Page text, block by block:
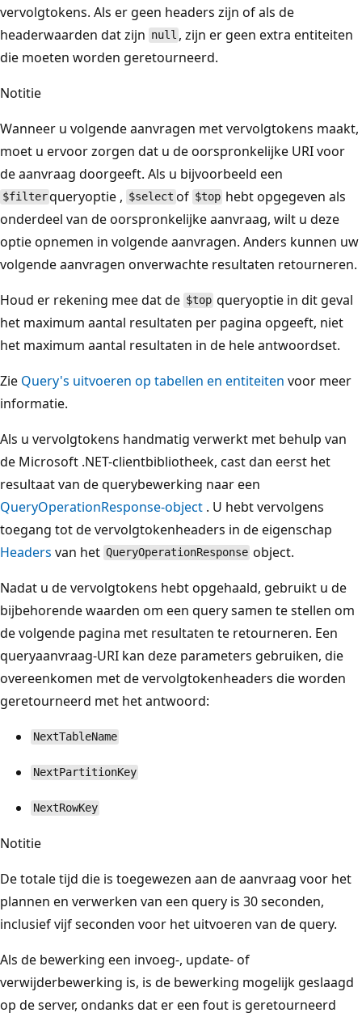
vervolgtokens. Als er geen headers zijn of als de
headerwaarden dat zijn null , zijn er geen extra entiteiten
die moeten worden geretourneerd.
Notitie
Wanneer u volgende aanvragen met vervolgtokens maakt,
moet u ervoor zorgen dat u de oorspronkelijke URI voor
de aanvraag doorgeeft. Als u bijvoorbeeld een
$filterqueryoptie , $select of $top hebt opgegeven als
onderdeel van de oorspronkelijke aanvraag, wilt u deze
optie opnemen in volgende aanvragen. Anders kunnen uw
volgende aanvragen onverwachte resultaten retourneren.
Houd er rekening mee dat de $top queryoptie in dit geval
het maximum aantal resultaten per pagina opgeeft, niet
het maximum aantal resultaten in de hele antwoordset.
Zie Query's uitvoeren op tabellen en entiteiten voor meer
informatie.
Als u vervolgtokens handmatig verwerkt met behulp van
de Microsoft .NET-clientbibliotheek, cast dan eerst het
resultaat van de querybewerking naar een
QueryOperationResponse-object . U hebt vervolgens
toegang tot de vervolgtokenheaders in de eigenschap
Headers van het QueryOperationResponse object.
Nadat u de vervolgtokens hebt opgehaald, gebruikt u de
bijbehorende waarden om een query samen te stellen om
de volgende pagina met resultaten te retourneren. Een
queryaanvraag-URI kan deze parameters gebruiken, die
overeenkomen met de vervolgtokenheaders die worden
geretourneerd met het antwoord:
NextTableName
NextPartitionKey
NextRowKey
Notitie
De totale tijd die is toegewezen aan de aanvraag voor het
plannen en verwerken van een query is 30 seconden,
inclusief vijf seconden voor het uitvoeren van de query.
Als de bewerking een invoeg-, update- of
verwijderbewerking is, is de bewerking mogelijk geslaagd
op de server, ondanks dat er een fout is geretourneerd